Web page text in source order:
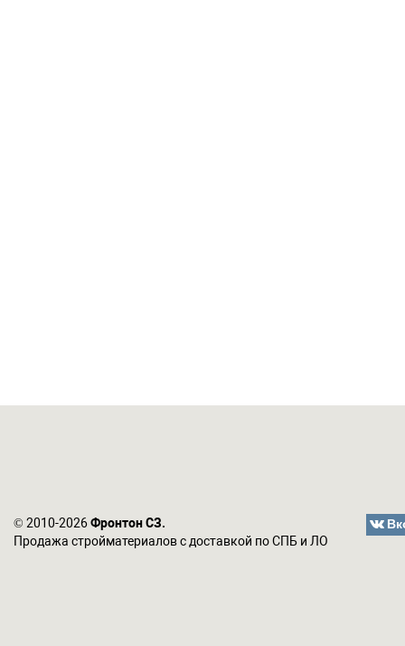
© 2010-2026Фронтон СЗ.
Продажа стройматериалов с доставкой по СПБ и ЛО